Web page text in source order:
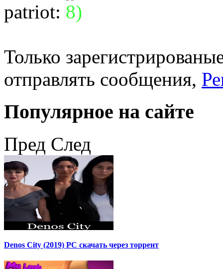
patriot:
Только
отправлять сообщения,
Популярное на сайте
Пред След
Denos City (2019) PC скачать через торрент